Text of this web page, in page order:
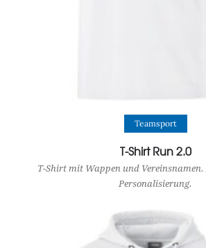
View Product
Teamsport
T-Shirt Run 2.0
T-Shirt mit Wappen und
Personalisierung.